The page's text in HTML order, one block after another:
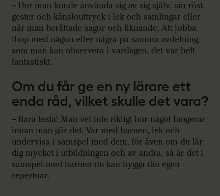
– Hur man kunde använda sig av sig själv, sin röst,
gester och känslouttryck i lek och samlingar eller
när man berättade sagor och liknande. Att jobba
ihop med någon eller några på samma avdelning,
som man kan observera i vardagen, det var helt
fantastiskt.
Om du får ge en ny lärare ett
enda råd, vilket skulle det vara?
– Bara testa! Man vet inte riktigt hur något fungerar
innan man gör det. Var med barnen, lek och
undervisa i samspel med dem, för även om du lär
dig mycket i utbildningen och av andra, så är det i
samspel med barnen du kan bygga din egen
repertoar.